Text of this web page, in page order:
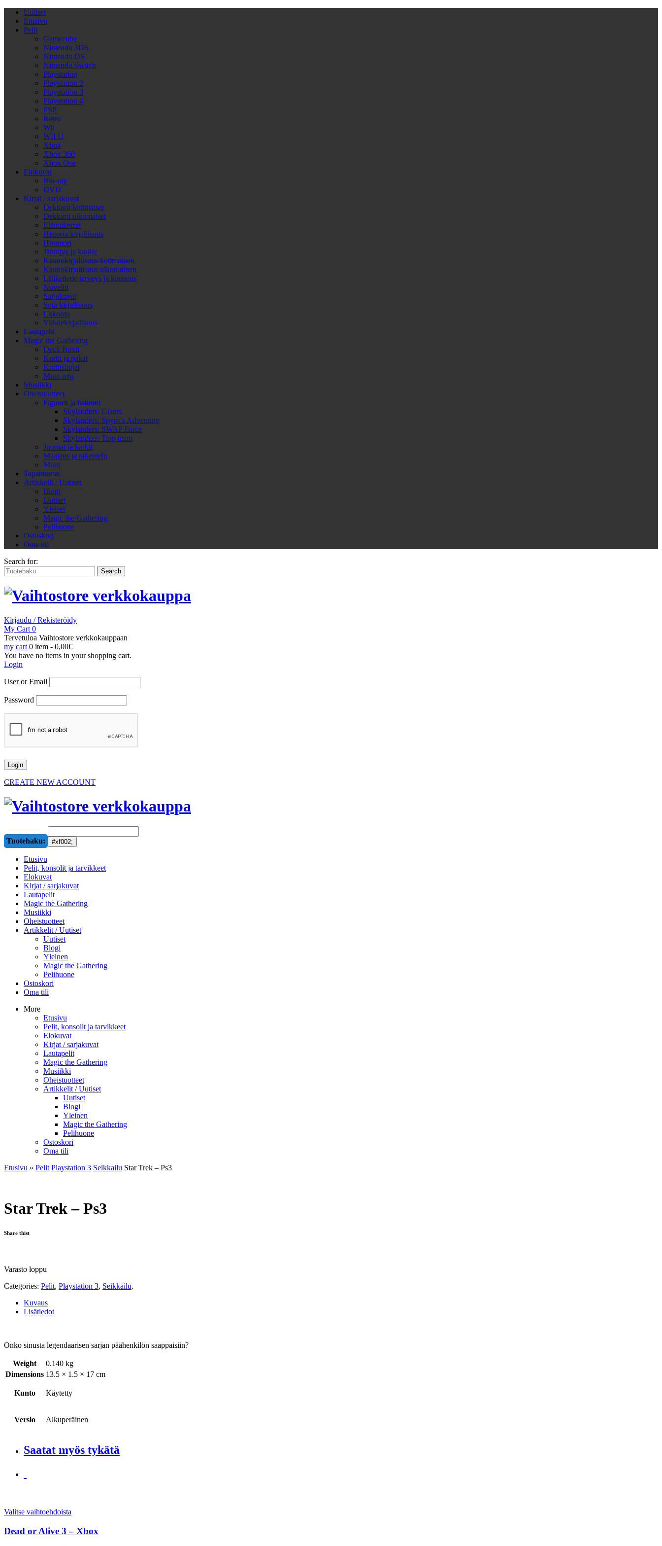
Uutiset
Etusivu
Pelit
Gamecube
Nintendo 3DS
Nintendo DS
Nintendo Switch
Playstation
Playstation 2
Playstation 3
Playstation 4
PSP
Retro
Wii
WII U
Xbox
Xbox 360
Xbox One
Elokuvat
Blu-ray
DVD
Kirjat / sarjakuvat
Dekkarit kotimaiset
Dekkarit ulkomaiset
Elämäkerrat
Historia kirjallisuus
Huumori
Jännitys ja kauhu
Kaunokirjallisuus kotimainen
Kaunokirjallisuus ulkomainen
Lääketiede terveys ja kauneus
Novellit
Sarjakuvat
Sota kirjallisuus
Uskonto
Viihdekirjallisuus
Lautapelit
Magic the Gathering
Deck Boxit
Kortit ja pakat
Korttisuojat
Muut mtg
Musiikki
Oheistuotteet
Figuurit ja hahmot
Skylanders: Giants
Skylanders: Spyro’s Adventure
Skylanders: SWAP Force
Skylanders: Trap team
Juomat ja karkit
Maalaus ja rakentelu
Muut
Tapahtumat
Artikkelit / Uutiset
Blogi
Uutiset
Yleiset
Magic the Gathering
Pelihuone
Ostoskori
Oma tili
Search for:
Kirjaudu / Rekisteröidy
My Cart 0
Tervetuloa Vaihtostore verkkokauppaan
my cart 0 item - 0,00€
You have no items in your shopping cart.
Login
User or Email
Password
CREATE NEW ACCOUNT
Tuotehaku:
Etusivu
Pelit, konsolit ja tarvikkeet
Elokuvat
Kirjat / sarjakuvat
Lautapelit
Magic the Gathering
Musiikki
Oheistuotteet
Artikkelit / Uutiset
Uutiset
Blogi
Yleinen
Magic the Gathering
Pelihuone
Ostoskori
Oma tili
More
Etusivu
Pelit, konsolit ja tarvikkeet
Elokuvat
Kirjat / sarjakuvat
Lautapelit
Magic the Gathering
Musiikki
Oheistuotteet
Artikkelit / Uutiset
Uutiset
Blogi
Yleinen
Magic the Gathering
Pelihuone
Ostoskori
Oma tili
Etusivu » Pelit Playstation 3 Seikkailu Star Trek – Ps3
Star Trek – Ps3
Share thist
Varasto loppu
Categories: Pelit, Playstation 3, Seikkailu.
Kuvaus
Lisätiedot
Onko sinusta legendaarisen sarjan päähenkilön saappaisiin?
Weight
0.140 kg
Dimensions 13.5 × 1.5 × 17 cm
Kunto Käytetty
Versio Alkuperäinen
Saatat myös tykätä
Valitse vaihtoehdoista
Dead or Alive 3 – Xbox